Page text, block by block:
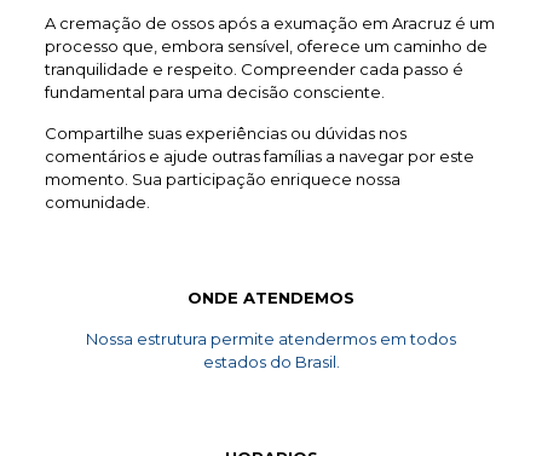
A cremação de ossos após a exumação em Aracruz é um
processo que, embora sensível, oferece um caminho de
tranquilidade e respeito. Compreender cada passo é
fundamental para uma decisão consciente.
Compartilhe suas experiências ou dúvidas nos
comentários e ajude outras famílias a navegar por este
momento. Sua participação enriquece nossa
comunidade.
ONDE ATENDEMOS
Nossa estrutura permite atendermos em todos
estados do Brasil.